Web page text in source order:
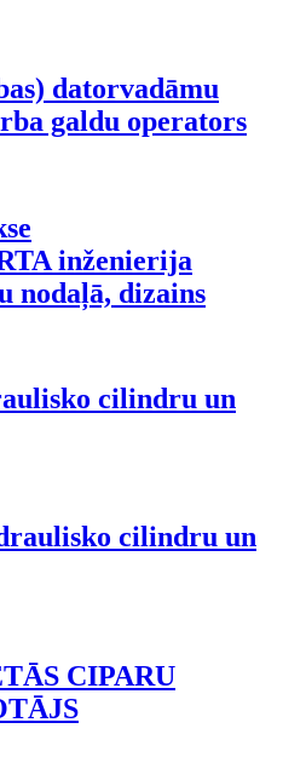
datorvadāmu
galdu operators
inženierija
nodaļā, dizains
cilindru un
cilindru un
CIPARU